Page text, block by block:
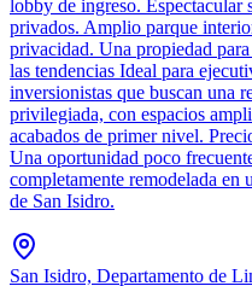
lobby de ingreso. Espectacular
privados. Amplio parque
privacidad. Una propiedad
las tendencias Ideal para
inversionistas que buscan una
privilegiada, con espacios
acabados de primer nivel.
Una oportunidad poco
completamente remodelada en
de San Isidro.
San Isidro, Departamento de